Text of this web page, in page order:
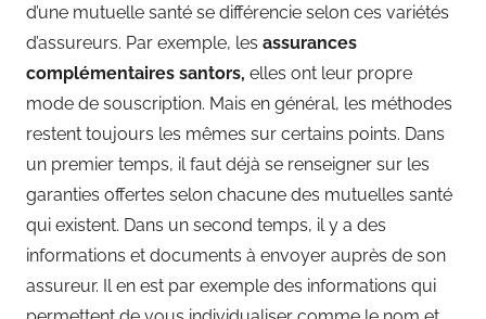
d’une mutuelle santé se différencie selon ces variétés
d’assureurs. Par exemple, les assurances
complémentaires santors, elles ont leur propre
mode de souscription. Mais en général, les méthodes
restent toujours les mêmes sur certains points. Dans
un premier temps, il faut déjà se renseigner sur les
garanties offertes selon chacune des mutuelles santé
qui existent. Dans un second temps, il y a des
informations et documents à envoyer auprès de son
assureur. Il en est par exemple des informations qui